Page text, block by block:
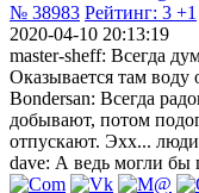
№ 38983 Рейтинг: 3 +1
2020-04-10 20:13:19
master-sheff: Всегда
Оказывается там воду
Bondersan: Всегда
добывают, потом
отпускают. Эхх...
dave: А ведь могли бы